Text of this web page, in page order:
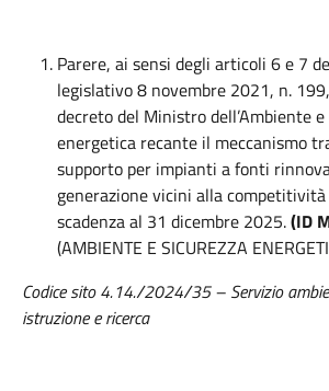
Parere, ai sensi degli articoli 6 e 7
legislativo 8 novembre 2021, n.
decreto del Ministro dell’Ambiente
energetica recante il meccanismo
supporto per impianti a fonti
generazione vicini alla
scadenza al 31 dicembre 2025.(ID
(AMBIENTE E SICUREZZA
Codice sito 4.14./2024/35 – Servizio
istruzione e ricerca